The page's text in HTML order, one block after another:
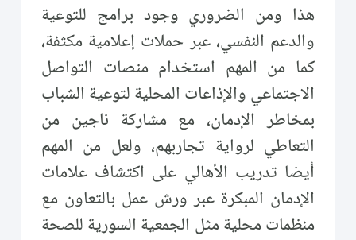
هذا ومن الضروري وجود برامج للتوعية
والدعم النفسي، عبر حملات إعلامية مكثفة،
كما من المهم استخدام منصات التواصل
الاجتماعي والإذاعات المحلية لتوعية الشباب
بمخاطر الإدمان، مع مشاركة ناجين من
التعاطي لرواية تجاربهم، ولعل من المهم
أيضا تدريب الأهالي على اكتشاف علامات
الإدمان المبكرة عبر ورش عمل بالتعاون مع
منظمات محلية مثل الجمعية السورية للصحة